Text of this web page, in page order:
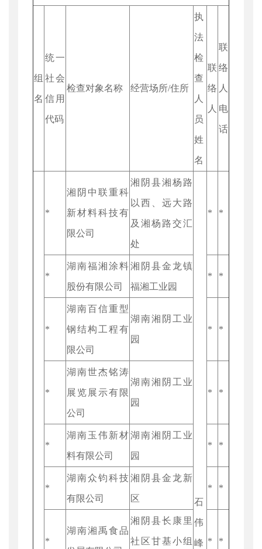
组
名
统一
社会
信用
代码
检查对象名称 经营场所/住所
执
法
检
查
人
员
姓
名
联
络
人
联
络
人
电
话
*
湘阴中联重科
新材料科技有
限公司
湘阴县湘杨路
以西、远大路
及湘杨路交汇
处
石
伟
峰
* *
*
湖南福湘涂料
股份有限公司
湘阴县金龙镇
福湘工业园
* *
*
湖南百信重型
钢结构工程有
限公司
湖南湘阴工业
园
* *
*
湖南世杰铭涛
展览展示有限
公司
湖南湘阴工业
园
* *
*
湖南玉伟新材
料有限公司
湖南湘阴工业
园
* *
*
湖南众钧科技
有限公司
湘阴县金龙新
区
* *
*
湖南湘禹食品
湘阴县长康里
社区甘基小组 * *